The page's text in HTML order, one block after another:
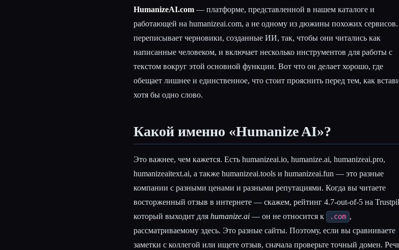
HumanizeAI.com — платформе, представленной в нашем каталоге и
работающей на humanizeai.com, а не одному из дюжины похожих
переписывает черновики, созданные ИИ, так, чтобы они читались как
написанные человеком, и включает несколько инструментов для работы с
текстом вокруг этой основной функции. Вот что он делает хорошо, где
обещает лишнее и единственное, что стоит прояснить перед тем, как
хотя бы одно слово.
Какой именно «Humanize AI»?
Это важнее, чем кажется. Есть humanizeai.io, humanize.ai, humanizeai.pro,
humanizeaitext.ai, а также humanizeai.tools и humanizeai.fun — это разные
компании с разными ценами и разными репутациями. Когда вы читаете
восторженный отзыв в интернете — скажем, рейтинг 4.7-out-of-5 на
который выходит для humanize.ai — он не относится к .com ,
рассматриваемому здесь. Это разные сайты. Поэтому, если вы сравниваете
заметки с коллегой или ищете отзыв, сначала проверьте точный домен.